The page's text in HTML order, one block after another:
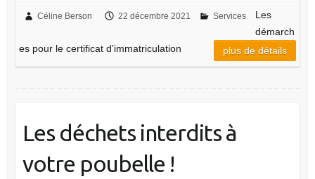
Céline Berson 22 décembre 2021 Services
Les
démarch
es pour le certificat d’immatriculation
plus de détails
Les déchets interdits à
votre poubelle !